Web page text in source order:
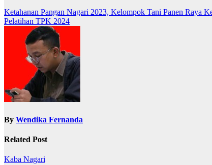
Post
navigation
Ketahanan Pangan Nagari 2023, Kelompok Tani Panen Raya
Pelatihan TPK 2024
By Wendika Fernanda
Related Post
Kaba Nagari